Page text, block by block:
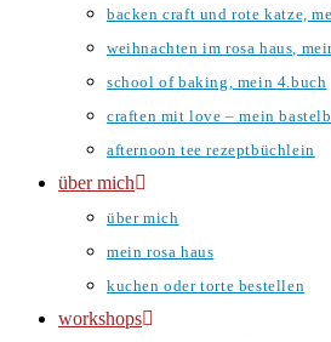
backen craft und rote katze,
weihnachten im rosa haus,
school of baking, mein 4.buch
craften mit love – mein
afternoon tee rezeptbüchlein
über mich
über mich
mein rosa haus
kuchen oder torte bestellen
workshops